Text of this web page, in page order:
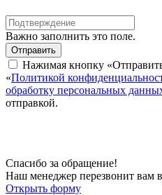
Важно заполнить это поле.
Отправить
Нажимая кнопку
«Политикой
обработку персональных
отправкой.
Спасибо за обращение!
Наш менеджер перезвонит вам
Открыть форму